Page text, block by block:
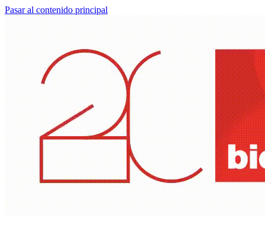
Pasar al contenido principal